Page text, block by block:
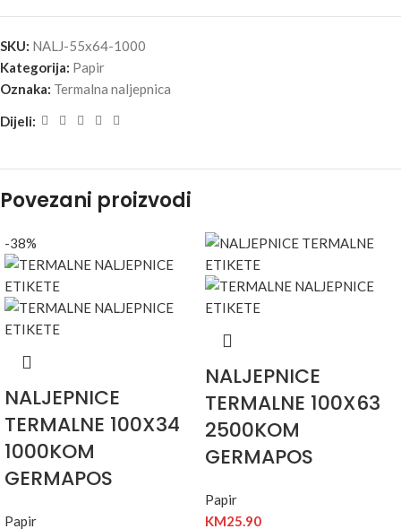
SKU: NALJ-55x64-1000
Kategorija: Papir
Oznaka: Termalna naljepnica
Dijeli:
Povezani proizvodi
-38%
NALJEPNICE
TERMALNE 100X34
1000KOM
GERMAPOS
Papir
NALJEPNICE
TERMALNE 100X63
2500KOM
GERMAPOS
Papir
KM25.90